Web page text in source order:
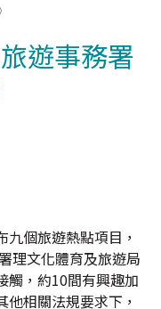
遊事務署
個旅遊熱點項目，
理文化體育及旅遊局
觸，約10間有興趣加
相關法規要求下，